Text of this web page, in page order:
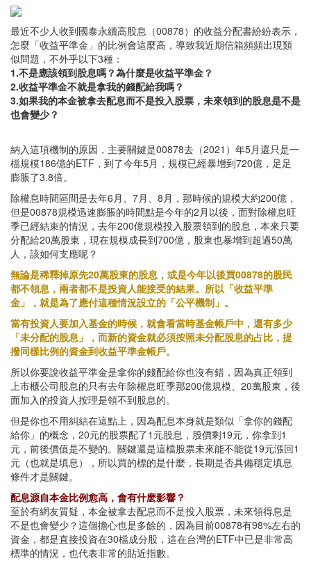
最近不少人收到國泰永續高股息（00878）的收益分配書紛紛表示，
怎麼「收益平準金」的比例會這麼高，導致我近期信箱頻頻出現類
似問題，不外乎以下3種：
1.不是應該領到股息嗎？為什麼是收益平準金？
2.收益平準金不就是拿我的錢配給我嗎？
3.如果我的本金被拿去配息而不是投入股票，未來領到的股息是不是
也會變少？
納入這項機制的原因，主要關鍵是00878去（2021）年5月還只是一
檔規模186億的ETF，到了今年5月，規模已經暴增到720億，足足
膨脹了3.8倍。
除權息時間區間是去年6月、7月、8月，那時候的規模大約200億，
但是00878規模迅速膨脹的時間點是今年的2月以後，面對除權息旺
季已經結束的情況，去年200億規模投入股票領到的股息，本來只要
分配給20萬股東，現在規模成長到700億，股東也暴增到超過50萬
人，該如何支應呢？
無論是稀釋掉原先20萬股東的股息，或是今年以後買00878的股民
都不領息，兩者都不是投資人能接受的結果。所以「收益平準
金」，就是為了應付這種情況設立的「公平機制」。
當有投資人要加入基金的時候，就會看當時基金帳戶中，還有多少
「未分配的股息」，而新的資金就必須按照未分配股息的占比，提
撥同樣比例的資金到收益平準金帳戶。
所以你要說收益平準金是拿你的錢配給你也沒有錯，因為真正領到
上市櫃公司股息的只有去年除權息旺季那200億規模、20萬股東，後
面加入的投資人按理是領不到股息的。
但是你也不用糾結在這點上，因為配息本身就是類似「拿你的錢配
給你」的概念，20元的股票配了1元股息，股價剩19元，你拿到1
元，前後價值是不變的。關鍵還是這檔股票未來能不能從19元漲回1
元（也就是填息），所以買的標的是什麼，長期是否具備穩定填息
條件才是關鍵。
配息源自本金比例愈高，會有什麽影響？
至於有網友質疑，本金被拿去配息而不是投入股票，未來領得息是
不是也會變少？這個擔心也是多餘的，因為目前00878有98%左右的
資金，都是直接投資在30檔成分股，這在台灣的ETF中已是非常高
標準的情況，也代表非常的貼近指數。